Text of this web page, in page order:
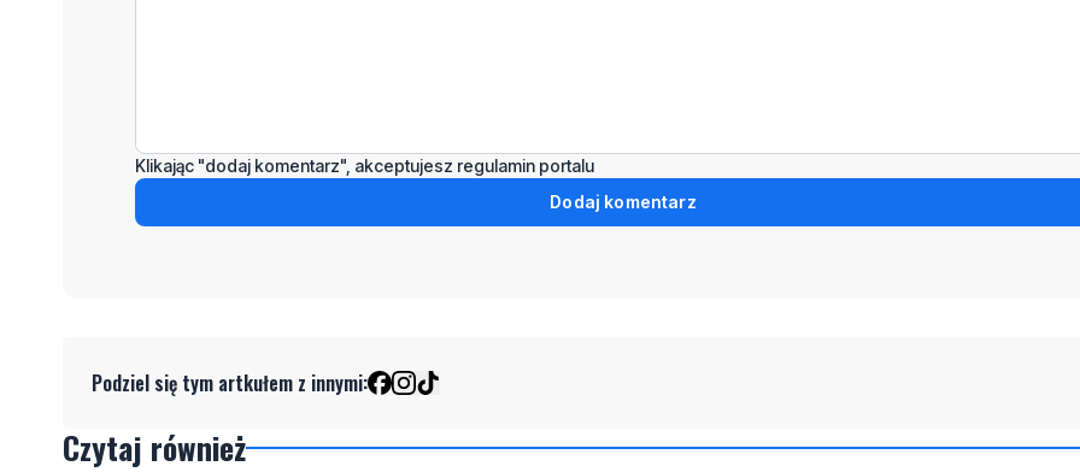
Klikając "dodaj komentarz", akceptujesz regulamin portalu
Dodaj komentarz
Podziel się tym artkułem z innymi:
Czytaj również